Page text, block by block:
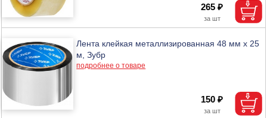
265 ₽
Лента клейкая металлизированная 48 мм х 25
м, Зубр
подробнее о товаре
150 ₽